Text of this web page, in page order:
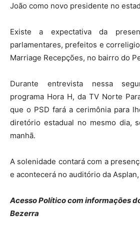
João como novo presidente no
Existe a expectativa da
parlamentares, prefeitos e
Marriage Recepções, no bairro do
Durante entrevista nessa
programa Hora H, da TV Norte
que o PSD fará a cerimônia para
diretório estadual no mesmo dia,
manhã.
A solenidade contará com a
e acontecerá no auditório da
Acesso Político com informações
Bezerra